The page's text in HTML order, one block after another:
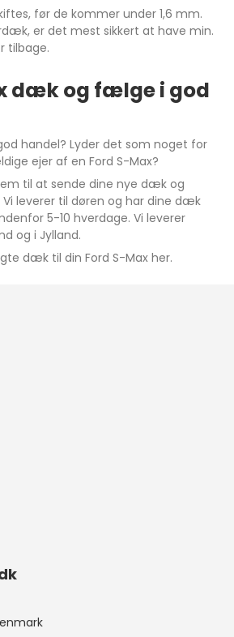
før de kommer under 1,6 mm.
er det mest sikkert at have min.
tilbage.
dæk og fælge i god
handel? Lyder det som noget for
ejer af en Ford S-Max?
til at sende dine nye dæk og
leverer til døren og har dine dæk
5-10 hverdage. Vi leverer
og i Jylland.
dæk til din Ford S-Max her.